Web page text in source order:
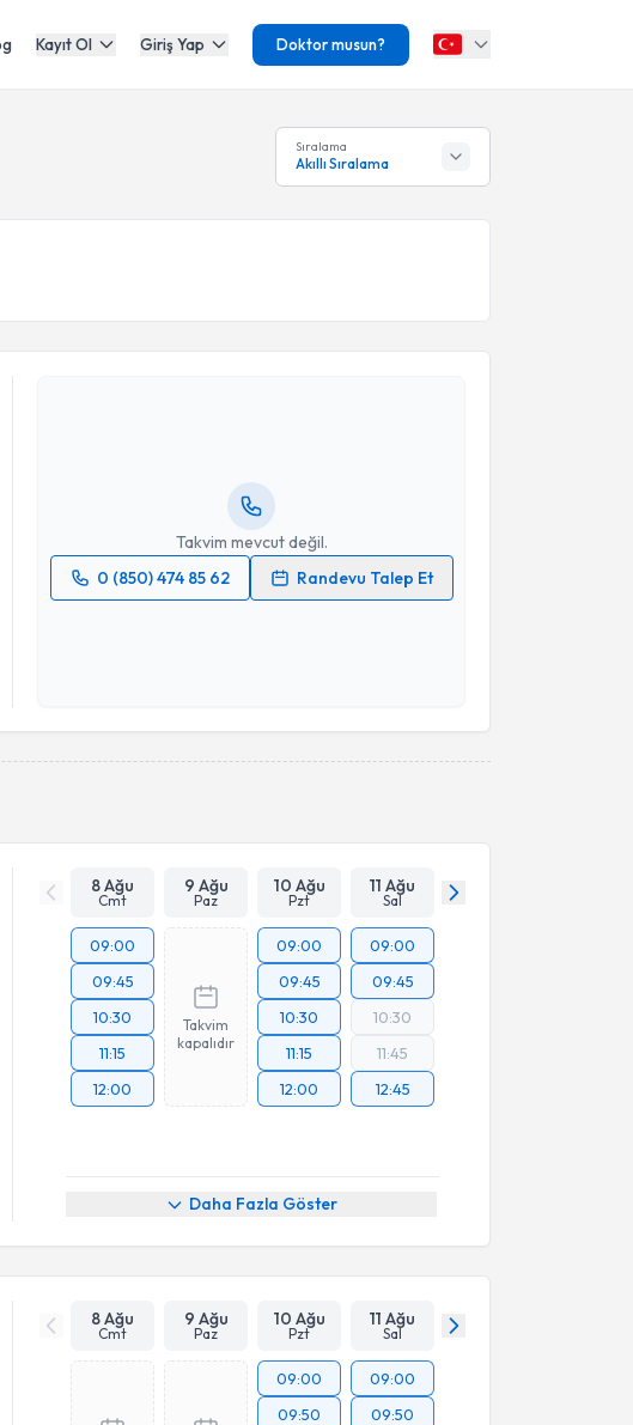
Kayıt Ol Giriş Yap Doktor musun?
Sıralama
Akıllı Sıralama
Takvim mevcut değil.
0 (850) 474 85 62
Randevu Talep Et
Randevu Takvimi Talebi
Takvim Talebini Gönder
8 Ağu
Cmt
9 Ağu
Paz
10 Ağu
Pzt
11 Ağu
Sal
09:00
09:45
10:30
11:15
12:00
Takvim
kapalıdır
09:00
09:45
10:30
11:15
12:00
09:00
09:45
10:30
11:45
12:45
Daha Fazla Göster
8 Ağu
Cmt
9 Ağu
Paz
10 Ağu
Pzt
11 Ağu
Sal
09:00
09:50
09:00
09:50